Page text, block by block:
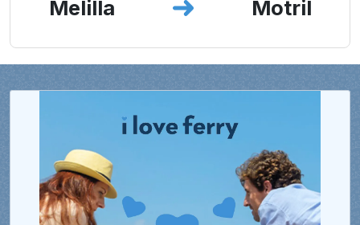
Melilla Motril